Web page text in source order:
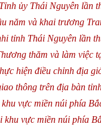
ủy Thái Nguyên lần
năm và khai trương
tỉnh Thái Nguyên lần
thăm và làm việc
hiện điều chỉnh địa
thông trên địa bàn
vực miền núi phía
khu vực miền núi phía